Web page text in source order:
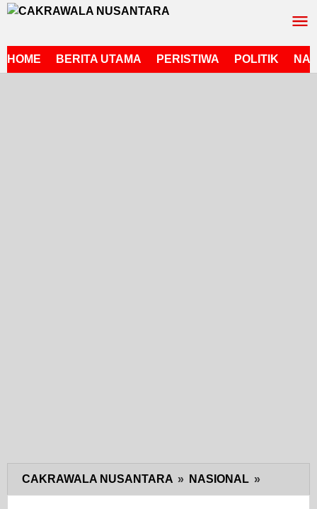
Lewati
HOME
BERITA UTAMA PERISTIWA POLITIK
CAKRAWALA NUSANTARA » NASIONAL »
Rangka